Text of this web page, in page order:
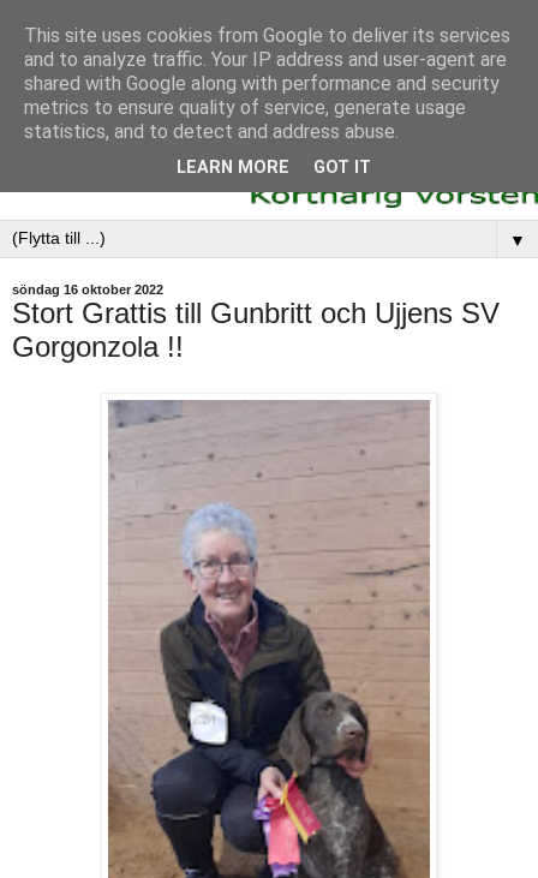
▼
söndag 16 oktober 2022
Stort Grattis till Gunbritt och Ujjens SV
Gorgonzola !!
This site uses cookies from Google to deliver its services
and to analyze traffic. Your IP address and user-agent are
shared with Google along with performance and security
metrics to ensure quality of service, generate usage
statistics, and to detect and address abuse.
LEARN MORE GOT IT